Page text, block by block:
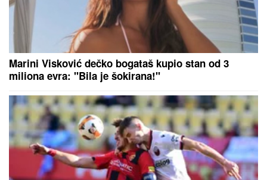
VODITELJKA PIPKALA TAKMIČARA PO INTIMNIM
DELOVIMAZakopčavala mu šlic na pantalonama, pa
usledila neprijatnost: " Zanimljivo je kada voditeljka
odradi još neke stvari"